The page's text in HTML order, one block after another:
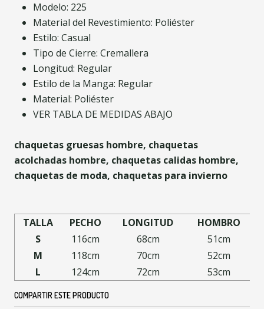
Modelo: 225
Material del Revestimiento: Poliéster
Estilo: Casual
Tipo de Cierre: Cremallera
Longitud: Regular
Estilo de la Manga: Regular
Material: Poliéster
VER TABLA DE MEDIDAS ABAJO
chaquetas gruesas hombre, chaquetas
acolchadas hombre, chaquetas calidas hombre,
chaquetas de moda, chaquetas para invierno
TALLA PECHO LONGITUD HOMBRO
S
116cm 68cm
51cm
M
118cm 70cm
52cm
L
124cm 72cm 53cm
COMPARTIR ESTE PRODUCTO